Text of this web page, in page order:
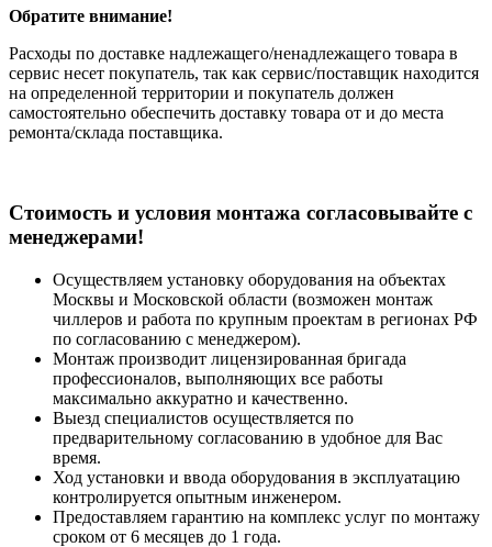
Обратите внимание!
Расходы по доставке надлежащего/ненадлежащего товара в
сервис несет покупатель, так как сервис/поставщик находится
на определенной территории и покупатель должен
самостоятельно обеспечить доставку товара от и до места
ремонта/склада поставщика.
Cтоимость и условия монтажа согласовывайте с
менеджерами!
Осуществляем установку оборудования на объектах
Москвы и Московской области (возможен монтаж
чиллеров и работа по крупным проектам в регионах РФ
по согласованию с менеджером).
Монтаж производит лицензированная бригада
профессионалов, выполняющих все работы
максимально аккуратно и качественно.
Выезд специалистов осуществляется по
предварительному согласованию в удобное для Вас
время.
Ход установки и ввода оборудования в эксплуатацию
контролируется опытным инженером.
Предоставляем гарантию на комплекс услуг по монтажу
сроком от 6 месяцев до 1 года.